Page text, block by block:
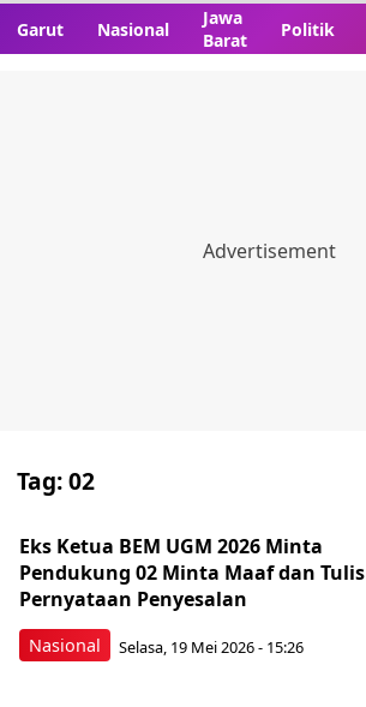
Garut Nasional
Jawa
Barat
Politik
Tag:02
Nasional
Eks Ketua BEM UGM 2026 Minta
Pendukung 02 Minta Maaf dan Tulis
Pernyataan Penyesalan
Selasa, 19 Mei 2026 - 15:26